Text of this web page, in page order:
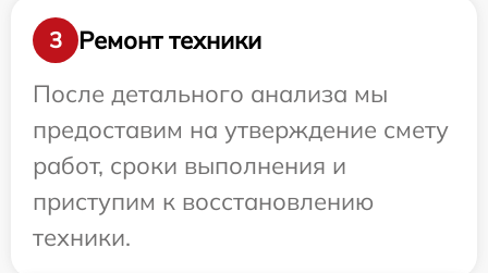
3
Ремонт техники
После детального анализа мы
предоставим на утверждение смету
работ, сроки выполнения и
приступим к восстановлению
техники.